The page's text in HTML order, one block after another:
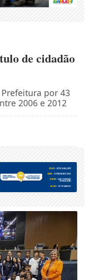
de cidadão
por 43
2006 e 2012